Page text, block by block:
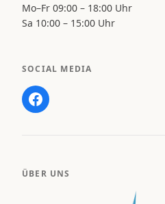
Mo–Fr 09:00 – 18:00 Uhr
Sa 10:00 – 15:00 Uhr
SOCIAL MEDIA
ÜBER UNS